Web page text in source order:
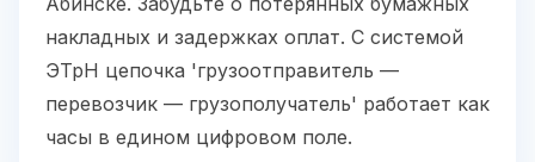
накладных и задержках оплат. С системой
ЭТрН цепочка 'грузоотправитель —
перевозчик — грузополучатель' работает как
часы в едином цифровом поле.